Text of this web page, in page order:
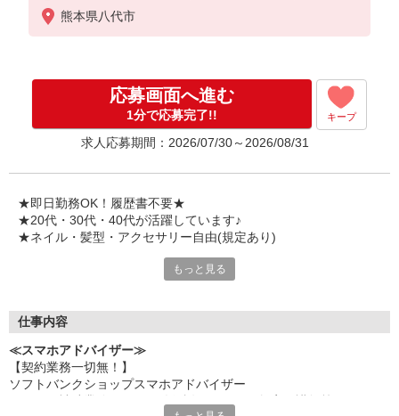
※残業代支給
★交通費別途支給（規定あり）
入社祝い金10万円支給(規定有)
お友達を紹介頂くと,
インセンティブ支給(規定有)
゜・。○。・゜+゜・。○。・゜+゜
熊本県八代市
応募画面へ進む
1分で応募完了!! キープ
求人応募期間：2026/07/30～2026/08/31
★即日勤務OK！履歴書不要★
★20代・30代・40代が活躍しています♪
★ネイル・髪型・アクセサリー自由(規定あり)
シエロのご紹介するお店は、
優しい人間関係がある場所ばかり！
【選べるお仕事いろいろ】
￣￣￣￣￣￣￣￣￣￣￣
もっと見る
仕事内容
≪スマホアドバイザー≫
【契約業務一切無！】
ソフトバンクショップスマホアドバイザー